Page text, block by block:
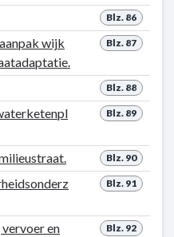
Blz. 86
Blz. 87
wijk
Blz. 88
Blz. 89
Blz. 90
Blz. 91
Blz. 92
en